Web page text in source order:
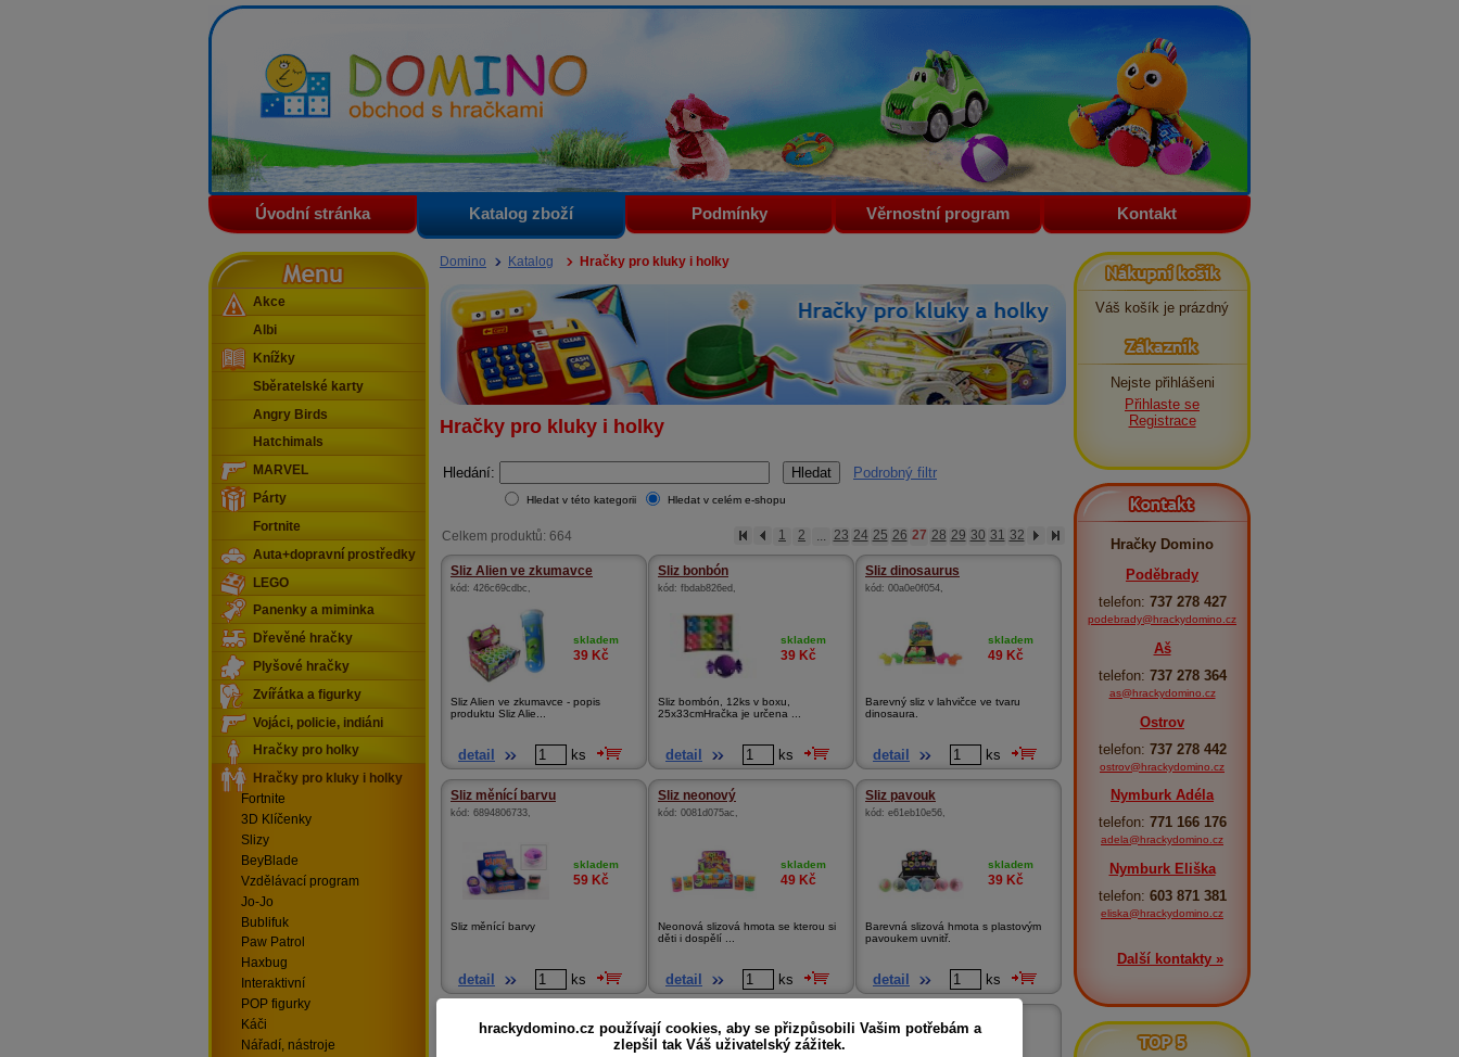
Domino - obchod s hračkami
Úvodní stránka Katalog zboží Podmínky Věrnostní program Kontakt
Domino Katalog Hračky pro kluky i holky
Hračky pro kluky i holky
Hledání: Podrobný filtr
Hledat v této kategorii Hledat v celém e-shopu
Celkem produktů: 664 1 2 23 24 25 26 27 28 29 30 31 32
Sliz Alien ve zkumavce
kód: 426c69cdbc ,
skladem
39 Kč
Sliz Alien ve zkumavce - popis
produktu Sliz Alie...
detail ks
Sliz bonbón
kód: fbdab826ed ,
skladem
39 Kč
Sliz bombón, 12ks v boxu,
25x33cmHračka je určena ...
detail ks
Sliz dinosaurus
kód: 00a0e0f054,
skladem
49 Kč
Barevný sliz v lahvičce ve tvaru
dinosaura.
detail ks
Sliz měnící barvu
kód: 6894806733,
skladem
59 Kč
Sliz měnící barvy
detail ks
Sliz neonový
kód: 0081d075ac ,
skladem
49 Kč
Neonová slizová hmota se kterou si
děti i dospělí ...
detail ks
Sliz pavouk
kód: e61eb10e56,
skladem
39 Kč
Barevná slizová hmota s plastovým
pavoukem uvnitř.
detail ks
Sliz perleťový v sáčku
69a2fccde8
Sliz s broukem
kód: c7efcd17b2,
Sliz s hadem
6b03a77767
Menu
Akce
Albi
Knížky
Sběratelské karty
Angry Birds
Hatchimals
MARVEL
Párty
Fortnite
Auta+dopravní prostředky
LEGO
Panenky a miminka
Dřevěné hračky
Plyšové hračky
Zvířátka a figurky
Vojáci, policie, indiáni
Hračky pro holky
Hračky pro kluky i holky
Fortnite
3D Klíčenky
Slizy
BeyBlade
Vzdělávací program
Jo-Jo
Bublifuk
Paw Patrol
Haxbug
Interaktivní
POP figurky
Káči
Nářadí, nástroje
Nákupní košík
Váš košík je prázdný
Zákazník
Nejste přihlášeni
Přihlaste se
Registrace
Kontakt
Hračky Domino
Poděbrady
telefon: 737 278 427
podebrady@hrackydomino.cz
Aš
telefon: 737 278 364
as@hrackydomino.cz
Ostrov
telefon: 737 278 442
ostrov@hrackydomino.cz
Nymburk Adéla
telefon: 771 166 176
adela@hrackydomino.cz
Nymburk Eliška
telefon: 603 871 381
eliska@hrackydomino.cz
Další kontakty »
TOP 5
hrackydomino.cz používají cookies, aby se přizpůsobili Vašim potřebám a
zlepšil tak Váš uživatelský zážitek.